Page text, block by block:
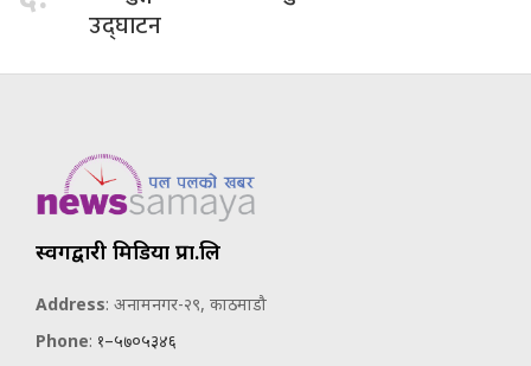
उद्घाटन
स्वर्गद्वारी मिडिया प्रा.लि
Address: अनामनगर-२९, काठमाडौ
Phone: १–५७०५३४६